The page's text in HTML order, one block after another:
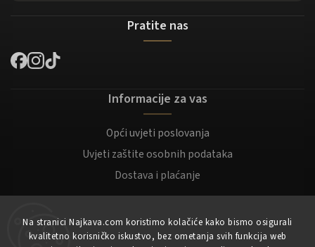
Na stranici Najkava.com koristimo kolačiće kako bismo osigurali
kvalitetno korisničko iskustvo, bez ometanja svih funkcija web
Pratite nas
Informacije za vas
Opći uvjeti poslovanja
Uvjeti zaštite osobnih podataka
Dostava i plaćanje